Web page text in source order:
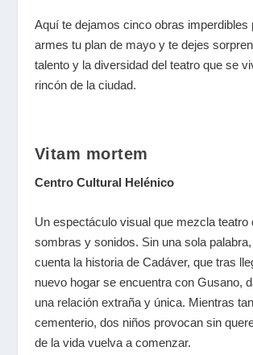
Aquí te dejamos cinco obras imperdibles
armes tu plan de mayo y te dejes
talento y la diversidad del teatro que se
rincón de la ciudad.
Vitam mortem
Centro Cultural Helénico
Un espectáculo visual que mezcla teatro
sombras y sonidos. Sin una sola
cuenta la historia de Cadáver, que tras
nuevo hogar se encuentra con Gusano,
una relación extraña y única. Mientras
cementerio, dos niños provocan sin
de la vida vuelva a comenzar.